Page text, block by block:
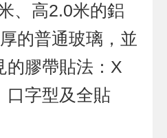
、高2.0米的鋁
的普通玻璃，並
的膠帶貼法：X
口字型及全貼